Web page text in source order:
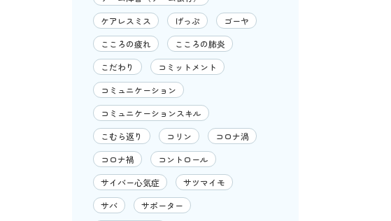
ケアレスミス
げっぷ
ゴーヤ
こころの疲れ
こころの肺炎
こだわり
コミットメント
コミュニケーション
コミュニケーションスキル
こむら返り
コリン
コロナ渦
コロナ禍
コントロール
サイバー心気症
サツマイモ
サバ
サポーター